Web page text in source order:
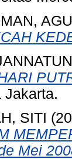
Jakarta.
SITI
Mei